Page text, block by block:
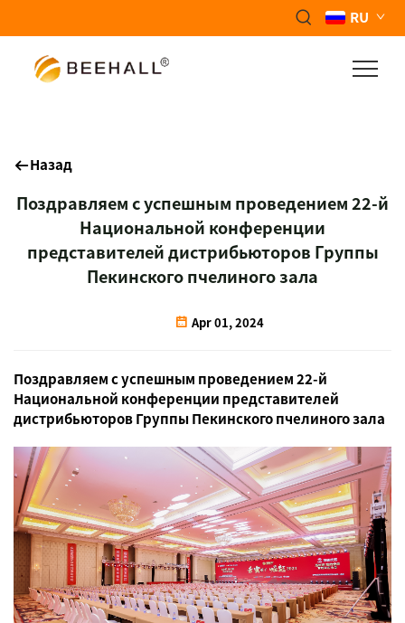
RU
Назад
Поздравляем с успешным проведением 22-й
Национальной конференции
представителей дистрибьюторов Группы
Пекинского пчелиного зала
Apr 01, 2024
Поздравляем с успешным проведением 22-й
Национальной конференции представителей
дистрибьюторов Группы Пекинского пчелиного зала